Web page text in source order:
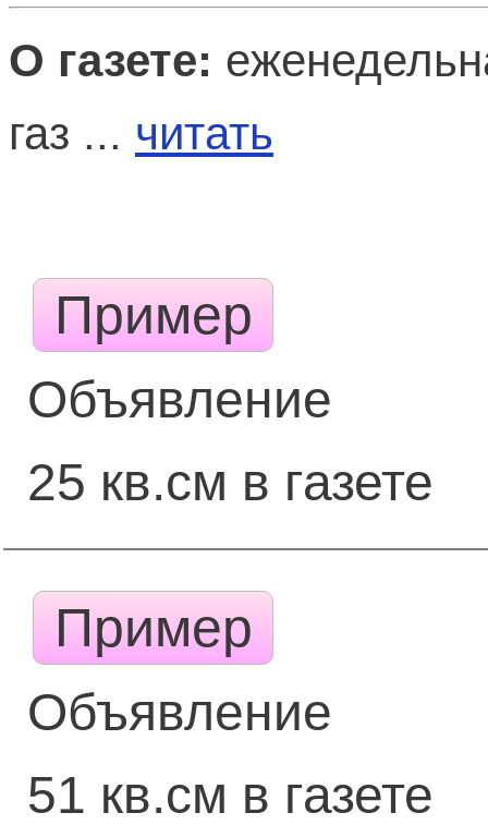
О газете:
газ ... читать
Пример
Объявление
25 кв.см в газете
Пример
Объявление
51 кв.см в газете